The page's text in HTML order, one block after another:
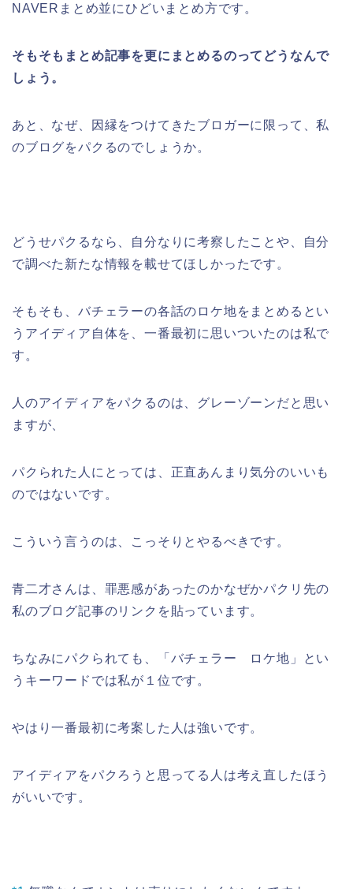
NAVERまとめ並にひどいまとめ方です。
そもそもまとめ記事を更にまとめるのってどうなんで
しょう。
あと、なぜ、因縁をつけてきたブロガーに限って、私
のブログをパクるのでしょうか。
どうせパクるなら、自分なりに考察したことや、自分
で調べた新たな情報を載せてほしかったです。
そもそも、バチェラーの各話のロケ地をまとめるとい
うアイディア自体を、一番最初に思いついたのは私で
す。
人のアイディアをパクるのは、グレーゾーンだと思い
ますが、
パクられた人にとっては、正直あんまり気分のいいも
のではないです。
こういう言うのは、こっそりとやるべきです。
青二才さんは、罪悪感があったのかなぜかパクリ先の
私のブログ記事のリンクを貼っています。
ちなみにパクられても、「バチェラー ロケ地」とい
うキーワードでは私が１位です。
やはり一番最初に考案した人は強いです。
アイディアをパクろうと思ってる人は考え直したほう
がいいです。